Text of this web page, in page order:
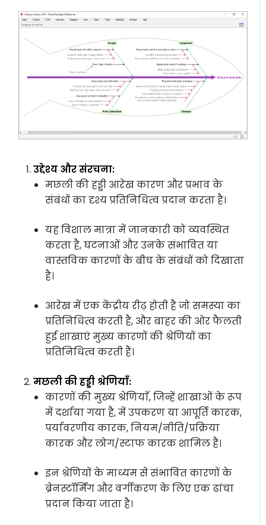
उद्देश्य और संरचना:
मछली की हड्डी आरेख कारण और प्रभाव के
संबंधों का दृश्य प्रतिनिधित्व प्रदान करता है।
यह विशाल मात्रा में जानकारी को व्यवस्थित
करता है, घटनाओं और उनके संभावित या
वास्तविक कारणों के बीच के संबंधों को दिखाता
है।
आरेख में एक केंद्रीय रीढ़ होती है जो समस्या का
प्रतिनिधित्व करती है, और बाहर की ओर फैलती
हुई शाखाएं मुख्य कारणों की श्रेणियों का
प्रतिनिधित्व करती हैं।
मछली की हड्डी श्रेणियाँ:
कारणों की मुख्य श्रेणियाँ, जिन्हें शाखाओं के रूप
में दर्शाया गया है, में उपकरण या आपूर्ति कारक,
पर्यावरणीय कारक, नियम/नीति/प्रक्रिया
कारक और लोग/स्टाफ कारक शामिल हैं।
इन श्रेणियों के माध्यम से संभावित कारणों के
ब्रेनस्टॉर्मिंग और वर्गीकरण के लिए एक ढांचा
प्रदान किया जाता है।